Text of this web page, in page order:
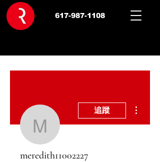
617-987-1108
追蹤
meredith11002227